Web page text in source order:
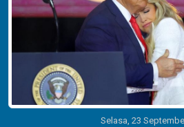
Selasa, 23